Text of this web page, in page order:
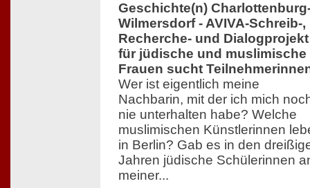
Geschichte(n)
Wilmersdorf - AVIVA-Schreib-,
Recherche- und Dialogprojekt
für jüdische und muslimische
Frauen sucht
Wer ist eigentlich meine
Nachbarin, mit der ich mich
nie unterhalten habe? Welche
muslimischen Künstlerinnen
in Berlin? Gab es in den
Jahren jüdische Schülerinnen
meiner...